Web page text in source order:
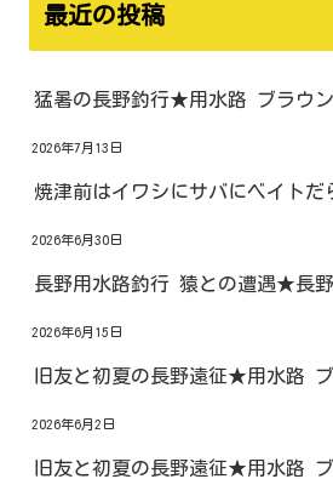
最近の投稿
猛暑の長野釣行★用水路 ブラウ
2026年7月13日
焼津前はイワシにサバにベイト
2026年6月30日
長野用水路釣行 猿との遭遇★長
2026年6月15日
旧友と初夏の長野遠征★用水路
2026年6月2日
旧友と初夏の長野遠征★用水路